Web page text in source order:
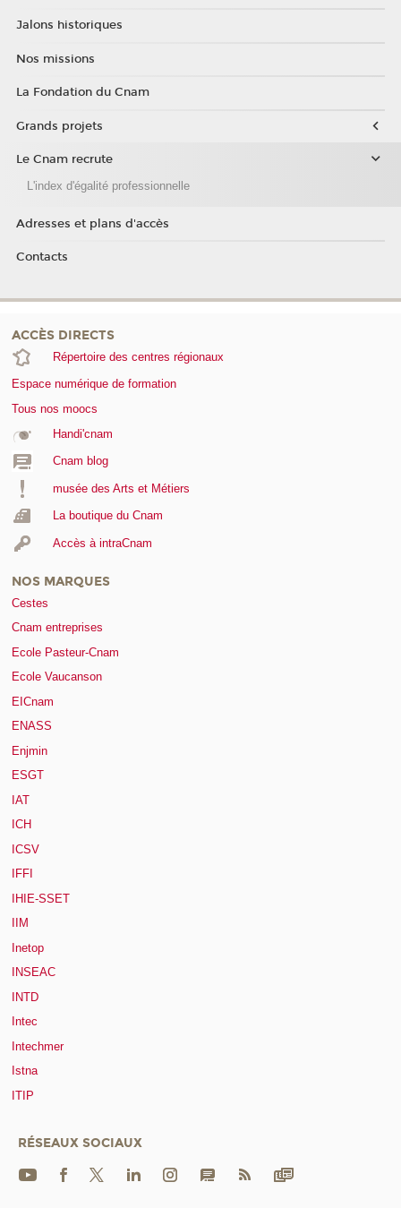
Jalons historiques
Nos missions
La Fondation du Cnam
Grands projets
Le Cnam recrute
L'index d'égalité professionnelle
Adresses et plans d'accès
Contacts
ACCÈS DIRECTS
Répertoire des centres régionaux
Espace numérique de formation
Tous nos moocs
Handi'cnam
Cnam blog
musée des Arts et Métiers
La boutique du Cnam
Accès à intraCnam
NOS MARQUES
Cestes
Cnam entreprises
Ecole Pasteur-Cnam
Ecole Vaucanson
EICnam
ENASS
Enjmin
ESGT
IAT
ICH
ICSV
IFFI
IHIE-SSET
IIM
Inetop
INSEAC
INTD
Intec
Intechmer
Istna
ITIP
RÉSEAUX SOCIAUX